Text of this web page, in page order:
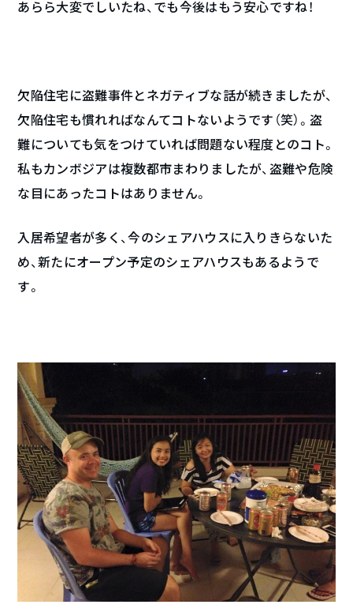
あらら大変でしいたね、でも今後はもう安心ですね！
欠陥住宅に盗難事件とネガティブな話が続きましたが、
欠陥住宅も慣れればなんてコトないようです（笑）。盗
難についても気をつけていれば問題ない程度とのコト。
私もカンボジアは複数都市まわりましたが、盗難や危険
な目にあったコトはありません。
入居希望者が多く、今のシェアハウスに入りきらないた
め、新たにオープン予定のシェアハウスもあるようで
す。